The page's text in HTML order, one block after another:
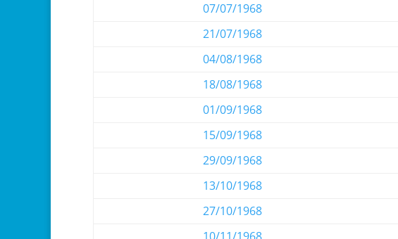
07/07/1968
21/07/1968
04/08/1968
18/08/1968
01/09/1968
15/09/1968
29/09/1968
13/10/1968
27/10/1968